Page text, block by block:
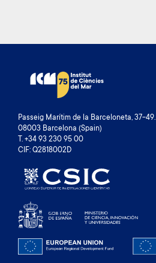
Passeig Marítim de la Barceloneta, 37-49.
08003 Barcelona (Spain)
T. +34 93 230 95 00
CIF: Q2818002D